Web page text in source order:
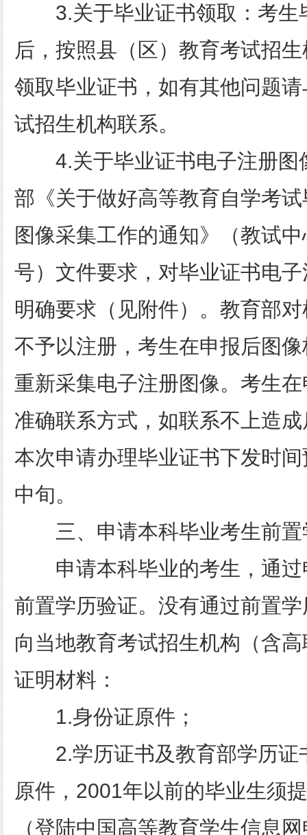
3.关于毕业证书领取：考生
后，按照县（区）教育考试招
领取毕业证书，如有其他问题
试招生机构联系。
4.关于毕业证书电子注册图
部《关于做好高等教育自学考
图像采集工作的通知》（教试
号）文件要求，对毕业证书电
明确要求（见附件）。教育部
不予以注册，考生在申报后图
重新采集电子注册图像。考生
准确联系方式，如联系不上造
本次申请办理毕业证书下发时
中旬。
三、申请本科毕业考生前置
申请本科毕业的考生，通过
前置学历验证。没有通过前置
向当地教育考试招生机构（含
证明材料：
1.身份证原件；
2.学历证书及教育部学历证
原件，2001年以前的毕业生须
（登陆中国高等教育学生信息